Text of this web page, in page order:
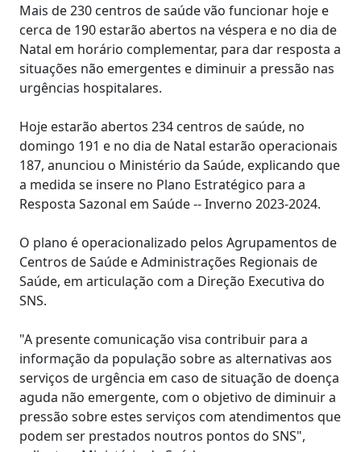
Mais de 230 centros de saúde vão funcionar hoje e
cerca de 190 estarão abertos na véspera e no dia de
Natal em horário complementar, para dar resposta a
situações não emergentes e diminuir a pressão nas
urgências hospitalares.
Hoje estarão abertos 234 centros de saúde, no
domingo 191 e no dia de Natal estarão operacionais
187, anunciou o Ministério da Saúde, explicando que
a medida se insere no Plano Estratégico para a
Resposta Sazonal em Saúde -- Inverno 2023-2024.
O plano é operacionalizado pelos Agrupamentos de
Centros de Saúde e Administrações Regionais de
Saúde, em articulação com a Direção Executiva do
SNS.
"A presente comunicação visa contribuir para a
informação da população sobre as alternativas aos
serviços de urgência em caso de situação de doença
aguda não emergente, com o objetivo de diminuir a
pressão sobre estes serviços com atendimentos que
podem ser prestados noutros pontos do SNS",